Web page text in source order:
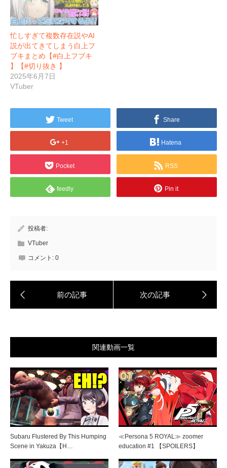
忙しすぎて複数存在説やAI
説が出てきてしまう白上フ
ブキまとめ【#白上フブキ
】【#切り抜き 】
2025年6月7日
VTuber
Tweet Share
+1 Hatena
Pocket RSS
feedly Pin it
投稿者:
VTuber
コメント: 0
関連動画一覧
Subaru Flustered By This Humping
Scene in Yakuza【H…
≪Persona 5 ROYAL≫ zoomer
education #1 【SPOILERS】